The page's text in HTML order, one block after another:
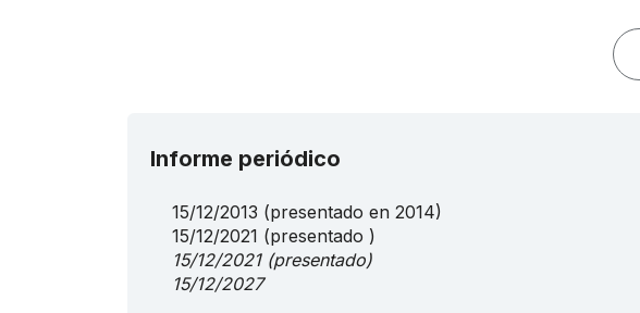
Informe periódico
15/12/2013 (presentado en 2014)
15/12/2021 (presentado )
15/12/2021(presentado)
15/12/2027